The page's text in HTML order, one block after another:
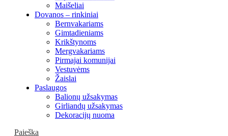
Maišeliai
Dovanos – rinkiniai
Bernvakariams
Gimtadieniams
Krikštynoms
Mergvakariams
Pirmajai komunijai
Vestuvėms
Žaislai
Paslaugos
Balionų užsakymas
Girliandų užsakymas
Dekoracijų nuoma
Paieška